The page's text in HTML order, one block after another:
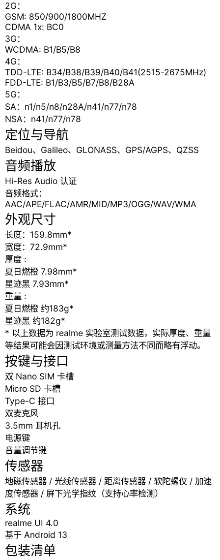
2G：
GSM: 850/900/1800MHZ
CDMA 1x: BC0
3G：
WCDMA: B1/B5/B8
4G：
TDD-LTE: B34/B38/B39/B40/B41(2515-2675MHz)
FDD-LTE: B1/B3/B5/B7/B8/B28A
5G：
SA：n1/n5/n8/n28A/n41/n77/n78
NSA：n41/n77/n78
定位与导航
Beidou、Galileo、GLONASS、GPS/AGPS、QZSS
音频播放
Hi-Res Audio 认证
音频格式：
AAC/APE/FLAC/AMR/MID/MP3/OGG/WAV/WMA
外观尺寸
长度：159.8mm*
宽度：72.9mm*
厚度 :
夏日燃橙 7.98mm*
星迹黑 7.93mm*
重量 :
夏日燃橙 约183g*
星迹黑 约182g*
* 以上数据为 realme 实验室测试数据，实际厚度、重量
等结果可能会因测试环境或测量方法不同而略有浮动。
按键与接口
双 Nano SIM 卡槽
Micro SD 卡槽
Type-C 接口
双麦克风
3.5mm 耳机孔
电源键
音量调节键
传感器
地磁传感器 / 光线传感器 / 距离传感器 / 软陀螺仪 / 加速
度传感器 / 屏下光学指纹（支持心率检测）
系统
realme UI 4.0
基于 Android 13
包装清单